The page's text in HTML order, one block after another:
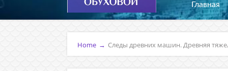
Главная
Home → Следы древних машин. Древняя